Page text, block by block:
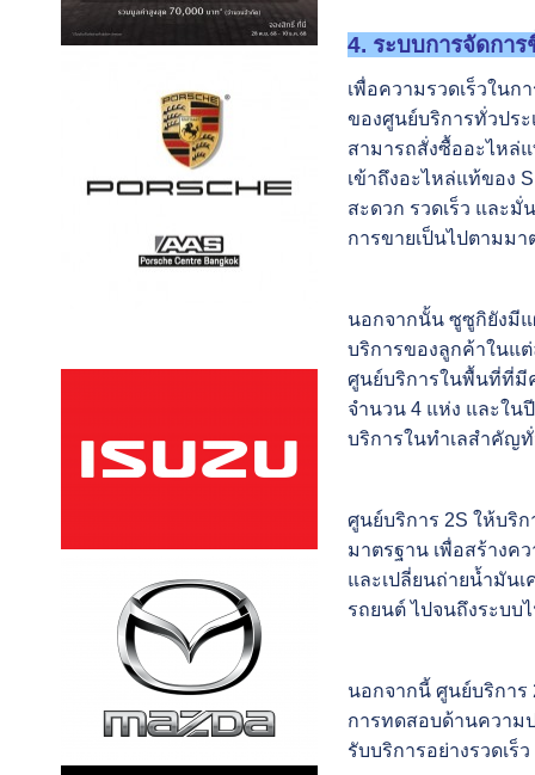
4. ระบบการจัดกา
เพื่อความรวดเร็วใน
ของศูนย์บริการทั่วปร
สามารถสั่งซื้ออะไหล่
เข้าถึงอะไหล่แท้ของ
สะดวก รวดเร็ว และ
การขายเป็นไปตามมา
นอกจากนั้น ซูซูกิยังมีแ
บริการของลูกค้าในแ
ศูนย์บริการในพื้นที่ที่มี
จำนวน 4 แห่ง และใน
บริการในทำเลสำคัญทั่
ศูนย์บริการ 2S ให้บริ
มาตรฐาน เพื่อสร้างค
และเปลี่ยนถ่ายน้ำมันเ
รถยนต์ ไปจนถึงระบบ
นอกจากนี้ ศูนย์บริการ
การทดสอบด้านความ
รับบริการอย่างรวดเร็ว